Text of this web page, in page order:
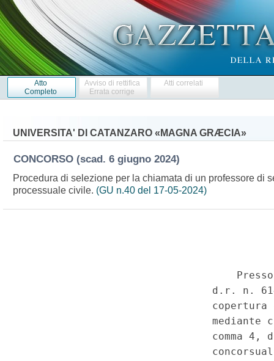
Atto
Completo
Avviso di rettifica
Errata corrige
Atti correlati
UNIVERSITA' DI CATANZARO «MAGNA GRÆCIA»
CONCORSO (scad. 6 giugno 2024)
Procedura di selezione per la chiamata di un professore di
processuale civile. (GU n.40 del 17-05-2024)